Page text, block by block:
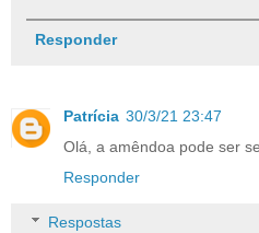
Responder
Patrícia 30/3/21 23:47
Olá, a amêndoa pode ser
Responder
Respostas